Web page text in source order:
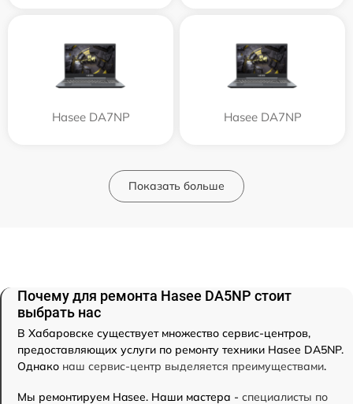
Hasee DA7NP Hasee DA7NP
Показать больше
Почему для ремонта Hasee DA5NP стоит
выбрать нас
В Хабаровске существует множество сервис-центров,
предоставляющих услуги по ремонту техники Hasee DA5NP.
Однако наш сервис-центр выделяется преимуществами.
Мы ремонтируем Hasee. Наши мастера - специалисты по